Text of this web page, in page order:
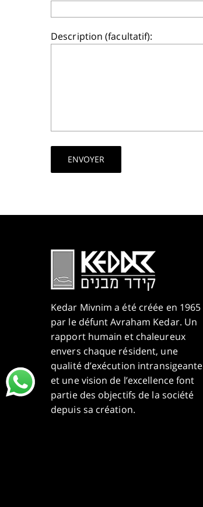
Description (facultatif):
Kedar Mivnim a été créée en 1965
par le défunt Avraham Kedar. Un
rapport humain et chaleureux
envers chaque résident, une
qualité d’exécution intransigeante
et une vision de l’excellence font
partie des objectifs de la société
depuis sa création.